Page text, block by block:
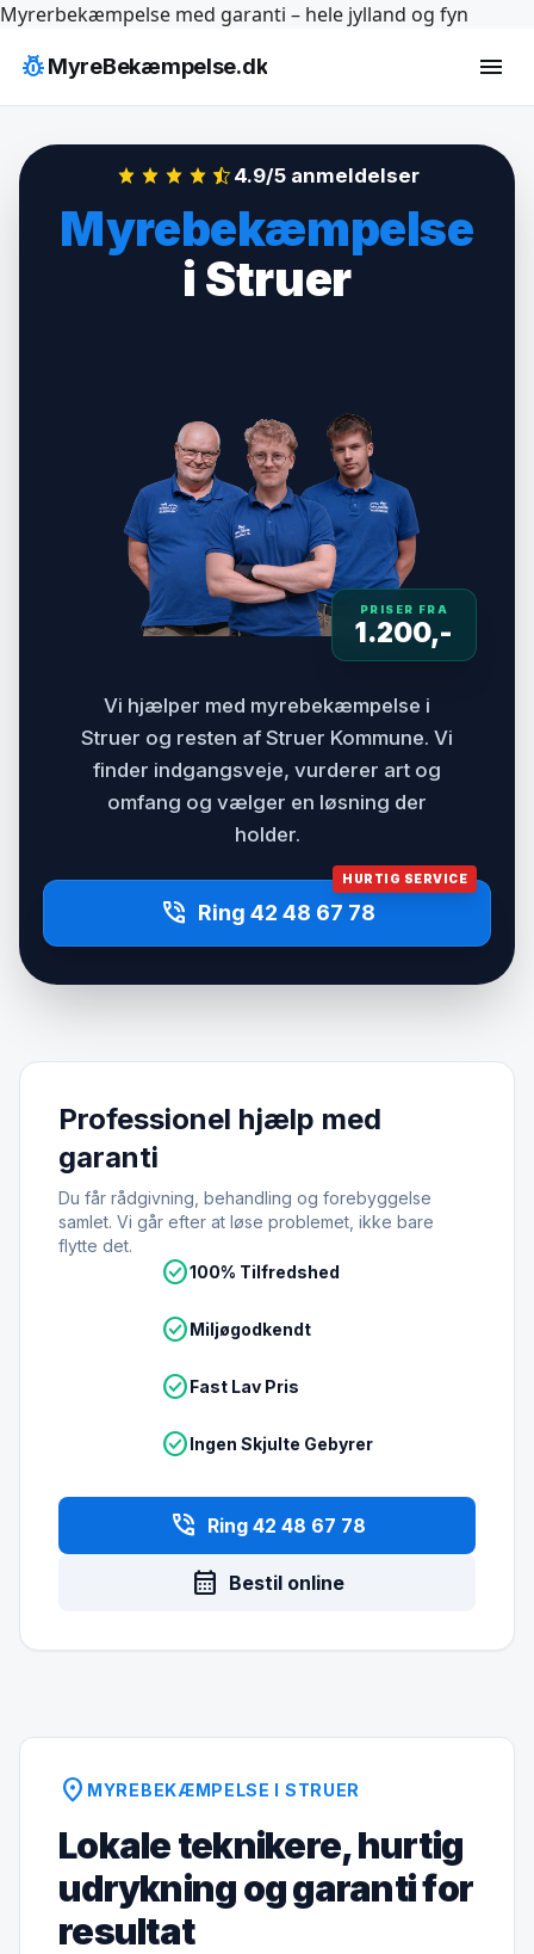
Hop
indhold
Myrerbekæmpelse med garanti – hele jylland og fyn
pest_controlMyreBekæmpelse.dk menu
4.9/5 anmeldelser
Myrebekæmpelse
i Struer
PRISER FRA
1.200,-
Vi hjælper med myrebekæmpelse i
Struer og resten af Struer Kommune. Vi
finder indgangsveje, vurderer art og
omfang og vælger en løsning der
holder.
HURTIG SERVICE
phone_in_talk Ring 42 48 67 78
Professionel hjælp med
garanti
Du får rådgivning, behandling og forebyggelse
samlet. Vi går efter at løse problemet, ikke bare
flytte det.
check_circle100% Tilfredshed
check_circleMiljøgodkendt
check_circleFast Lav Pris
check_circleIngen Skjulte Gebyrer
phone_in_talk Ring 42 48 67 78
calendar_month Bestil online
location_on MYREBEKÆMPELSE I STRUER
Lokale teknikere, hurtig
udrykning og garanti for
resultat